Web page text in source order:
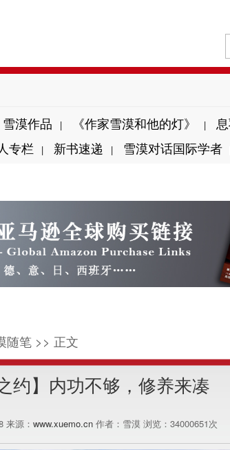
雪漠作品 | 《作家雪漠和他的灯》 |
专栏 | 新书速递 | 雪漠对话国际学者
随笔 >> 正文
约】内功不够，修养来凑
来源： www.xuemo.cn作者：雪漠 浏览： 34000651次